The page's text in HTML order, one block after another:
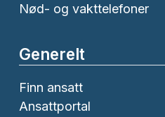
Nød- og vakttelefoner
Generelt
Finn ansatt
Ansattportal